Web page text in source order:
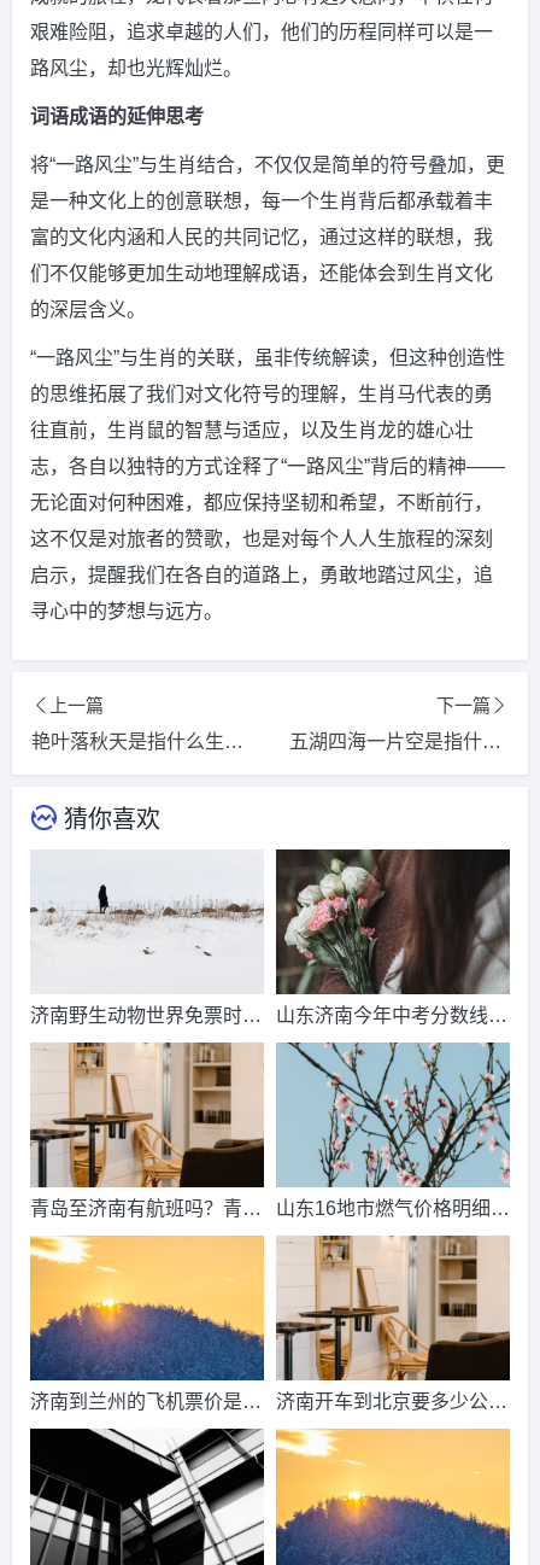
艰难险阻，追求卓越的人们，他们的历程同样可以是一
路风尘，却也光辉灿烂。
词语成语的延伸思考
将“一路风尘”与生肖结合，不仅仅是简单的符号叠加，更
是一种文化上的创意联想，每一个生肖背后都承载着丰
富的文化内涵和人民的共同记忆，通过这样的联想，我
们不仅能够更加生动地理解成语，还能体会到生肖文化
的深层含义。
“一路风尘”与生肖的关联，虽非传统解读，但这种创造性
的思维拓展了我们对文化符号的理解，生肖马代表的勇
往直前，生肖鼠的智慧与适应，以及生肖龙的雄心壮
志，各自以独特的方式诠释了“一路风尘”背后的精神——
无论面对何种困难，都应保持坚韧和希望，不断前行，
这不仅是对旅者的赞歌，也是对每个人人生旅程的深刻
启示，提醒我们在各自的道路上，勇敢地踏过风尘，追
寻心中的梦想与远方。
上一篇
艳叶落秋天是指什么生肖,打一精选词语释义解释落实
下一篇
五湖四海一片空是指什么生肖,打一精选词语释义解释落实
猜你喜欢
济南野生动物世界免票时
间？济南动物王国票价？
山东济南今年中考分数线出
来了吗？济南中考总分多
青岛至济南有航班吗？青岛
到济南的高铁票多钱？
山东16地市燃气价格明细？
2021山东天然气费收费标
济南到兰州的飞机票价是多
少？济南到兰州飞机要多
久？
济南开车到北京要多少公
里、时间、过路费、油钱？